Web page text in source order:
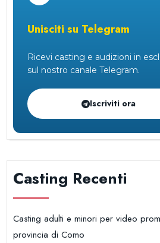
Unisciti su Telegram
Ricevi casting e audizioni in
sul nostro canale Telegram.
Iscriviti ora
Casting Recenti
Casting adulti e minori per video
provincia di Como